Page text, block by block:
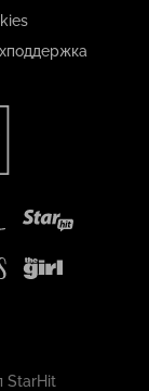
StarHit